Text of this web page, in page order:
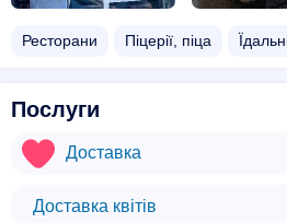
Ресторани Піцерії, піца
Послуги
Доставка
Доставка квітів